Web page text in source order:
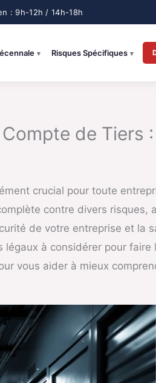
Risques Spécifiques
de Tiers :
crucial pour toute
contre divers risques,
de votre entreprise et la
à considérer pour faire
vous aider à mieux